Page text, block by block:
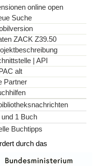
online open
Suche
ZACK Z39.50
| API
alt
Partner
und 1 Buch
Buchtipps
durch das